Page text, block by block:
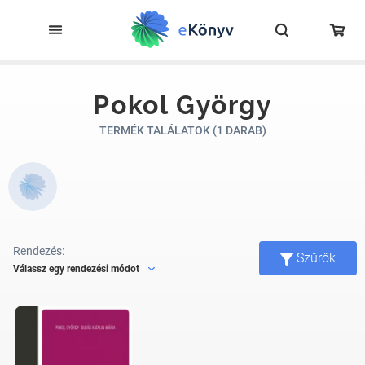
Pokol György
TERMÉK TALÁLATOK (1 DARAB)
Rendezés:
Válassz egy rendezési módot
Szűrők